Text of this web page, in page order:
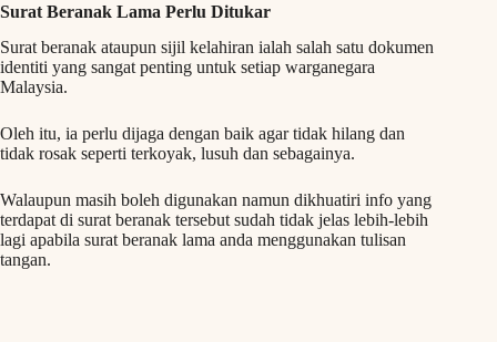
Surat Beranak Lama Perlu Ditukar
Surat beranak ataupun sijil kelahiran ialah salah satu dokumen
identiti yang sangat penting untuk setiap warganegara
Malaysia.
Oleh itu, ia perlu dijaga dengan baik agar tidak hilang dan
tidak rosak seperti terkoyak, lusuh dan sebagainya.
Walaupun masih boleh digunakan namun dikhuatiri info yang
terdapat di surat beranak tersebut sudah tidak jelas lebih-lebih
lagi apabila surat beranak lama anda menggunakan tulisan
tangan.